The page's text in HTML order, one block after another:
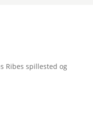
Ribes spillested og